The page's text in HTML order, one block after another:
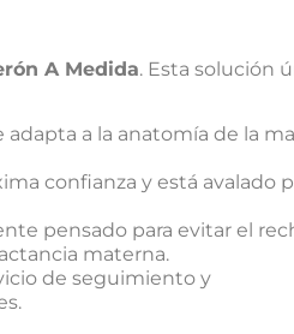
A Medida. Esta solución
a la anatomía de la
confianza y está avalado
pensado para evitar el
materna.
de seguimiento y